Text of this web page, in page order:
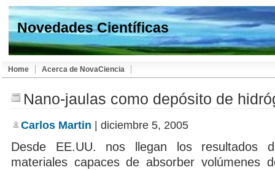
Novedades Científicas
Home Acerca de NovaCiencia
Nano-jaulas como depósito de
Carlos Martin | diciembre 5, 2005
Desde EE.UU. nos llegan los resultados
materiales capaces de absorber volúmenes